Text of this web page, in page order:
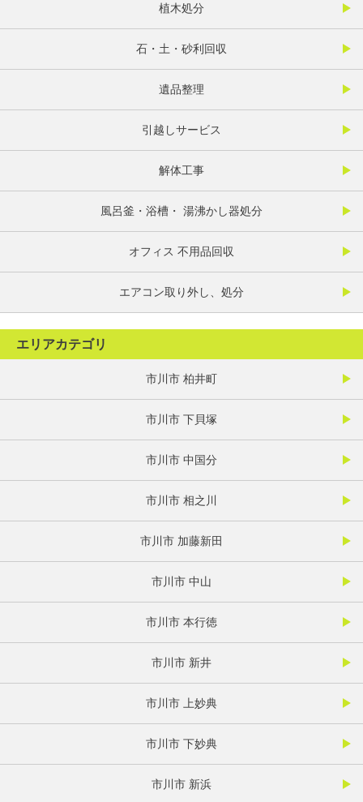
植木処分
石・土・砂利回収
遺品整理
引越しサービス
解体工事
風呂釜・浴槽・ 湯沸かし器処分
オフィス 不用品回収
エアコン取り外し、処分
エリアカテゴリ
市川市 柏井町
市川市 下貝塚
市川市 中国分
市川市 相之川
市川市 加藤新田
市川市 中山
市川市 本行徳
市川市 新井
市川市 上妙典
市川市 下妙典
市川市 新浜